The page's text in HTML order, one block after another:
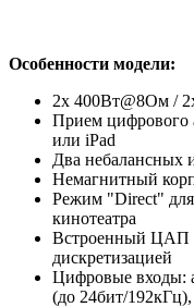
Особенности модели:
2x 400Вт@8Ом /
Прием цифрового
или iPad
Два небалансных
Немагнитный
Режим "Direct" для
кинотеатра
Встроенный ЦАП
дискретизацией
Цифровые входы:
(до 24бит/